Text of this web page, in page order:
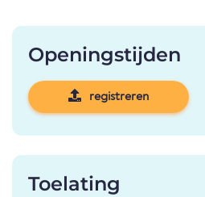
Openingstijden
registreren
Toelating